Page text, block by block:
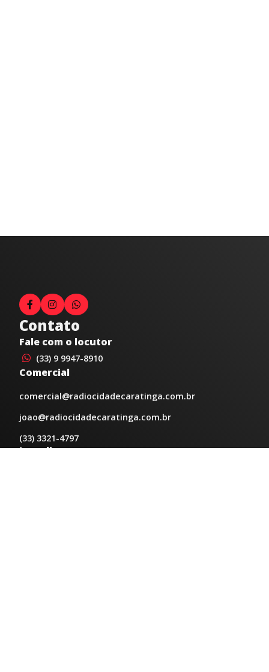
Contato
Fale com o locutor
(33) 9 9947-8910
Comercial
comercial@radiocidadecaratinga.com.br
joao@radiocidadecaratinga.com.br
(33) 3321-4797
Jornalismo